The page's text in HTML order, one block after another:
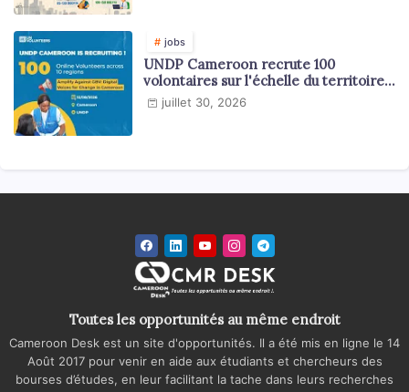
jobs
UNDP Cameroon recrute 100
volontaires sur l'échelle du territoire
national
juillet 30, 2026
Toutes les opportunités au même endroit
Cameroon Desk est un site d'opportunités. Il a été mis en ligne le 14
Août 2017 pour venir en aide aux étudiants et chercheurs des
bourses d’études, en leur facilitant la tache dans leurs recherches